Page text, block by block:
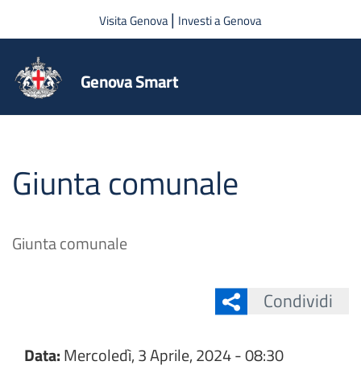
Salta al contenuto principale
Visita Genova| Investi a Genova
Genova Smart
Giunta comunale
Giunta comunale
Condividi
Data:Mercoledì, 3 Aprile, 2024 - 08:30